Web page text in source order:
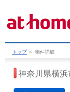
トップ ＞ 物件詳細
神奈川県横